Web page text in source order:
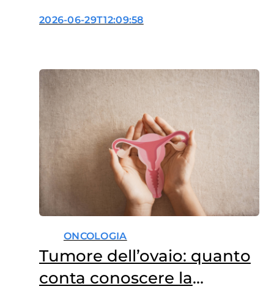
2026-06-29T12:09:58
ONCOLOGIA
Tumore dell’ovaio: quanto
conta conoscere la